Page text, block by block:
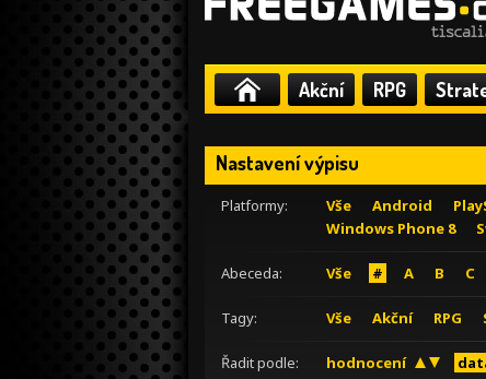
Akční RPG
Nastavení výpisu
Platformy: Vše Android
Windows Phone 8
Abeceda: Vše # A B C
Tagy: Vše Akční RPG
Řadit podle: hodnocení